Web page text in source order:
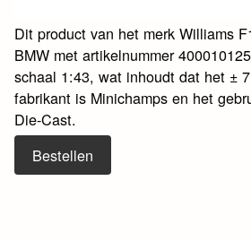
Dit product van het merk Williams
BMW met artikelnummer
schaal 1:43, wat inhoudt dat het ±
fabrikant is Minichamps en het
Die-Cast.
Bestellen